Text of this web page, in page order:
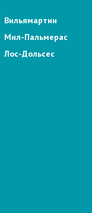
Вильямартин
Мил-Пальмерас
Лос-Дольсес